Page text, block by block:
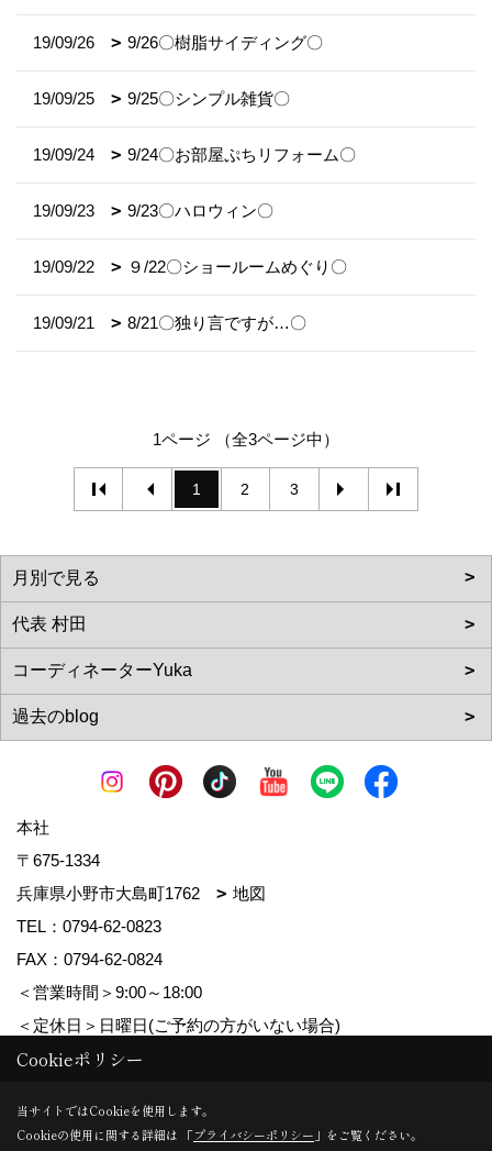
19/09/26 9/26〇樹脂サイディング〇
19/09/25 9/25〇シンプル雑貨〇
19/09/24 9/24〇お部屋ぷちリフォーム〇
19/09/23 9/23〇ハロウィン〇
19/09/22 ９/22〇ショールームめぐり〇
19/09/21 8/21〇独り言ですが…〇
1ページ （全3ページ中）
1 2 3
本社
〒675-1334
兵庫県小野市大島町1762
地図
TEL： 0794-62-0823
FAX：0794-62-0824
＜営業時間＞9:00～18:00
＜定休日＞日曜日(ご予約の方がいない場合)
Copyright (c) MDhomes. All Rights Reserved.
Produced byゴデスクリエイト
Cookieポリシー
当サイトではCookieを使用します。
Cookieの使用に関する詳細は 「プライバシーポリシー 」をご覧ください。